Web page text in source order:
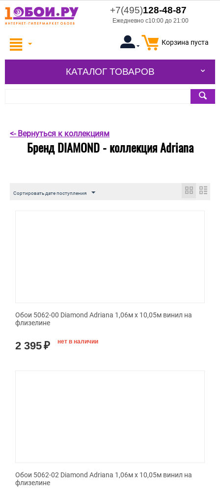
+7(495)128-48-87
Ежедневно с10:00 до 21:00
Корзина пуста
КАТАЛОГ ТОВАРОВ
<- Вернуться к коллекциям
Бренд DIAMOND - коллекция Adriana
Сортировать дате поступления
Обои 5062-00 Diamond Adriana 1,06м х 10,05м винил на
флизелине
2 395₽ нет в наличии
Обои 5062-02 Diamond Adriana 1,06м х 10,05м винил на
флизелине